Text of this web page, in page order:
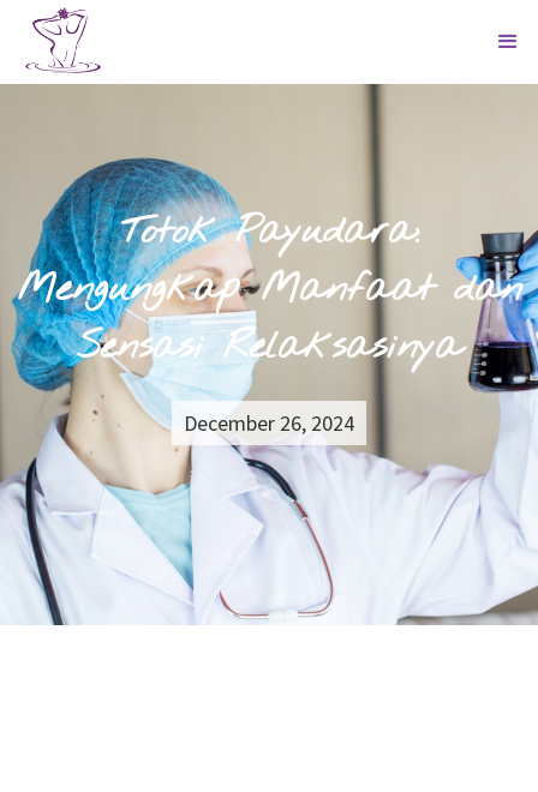
Totok Payudara:
Mengungkap Manfaat dan
Sensasi Relaksasinya
December 26, 2024